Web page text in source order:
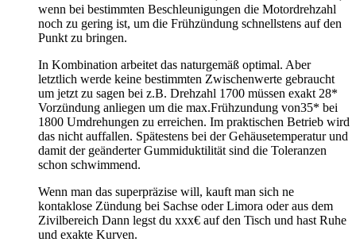
wenn bei bestimmten Beschleunigungen die Motordrehzahl
noch zu gering ist, um die Frühzündung schnellstens auf den
Punkt zu bringen.
In Kombination arbeitet das naturgemäß optimal. Aber
letztlich werde keine bestimmten Zwischenwerte gebraucht
um jetzt zu sagen bei z.B. Drehzahl 1700 müssen exakt 28*
Vorzündung anliegen um die max.Frühzundung von35* bei
1800 Umdrehungen zu erreichen. Im praktischen Betrieb wird
das nicht auffallen. Spätestens bei der Gehäusetemperatur und
damit der geänderter Gummiduktilität sind die Toleranzen
schon schwimmend.
Wenn man das superpräzise will, kauft man sich ne
kontaklose Zündung bei Sachse oder Limora oder aus dem
Zivilbereich Dann legst du xxx€ auf den Tisch und hast Ruhe
und exakte Kurven.